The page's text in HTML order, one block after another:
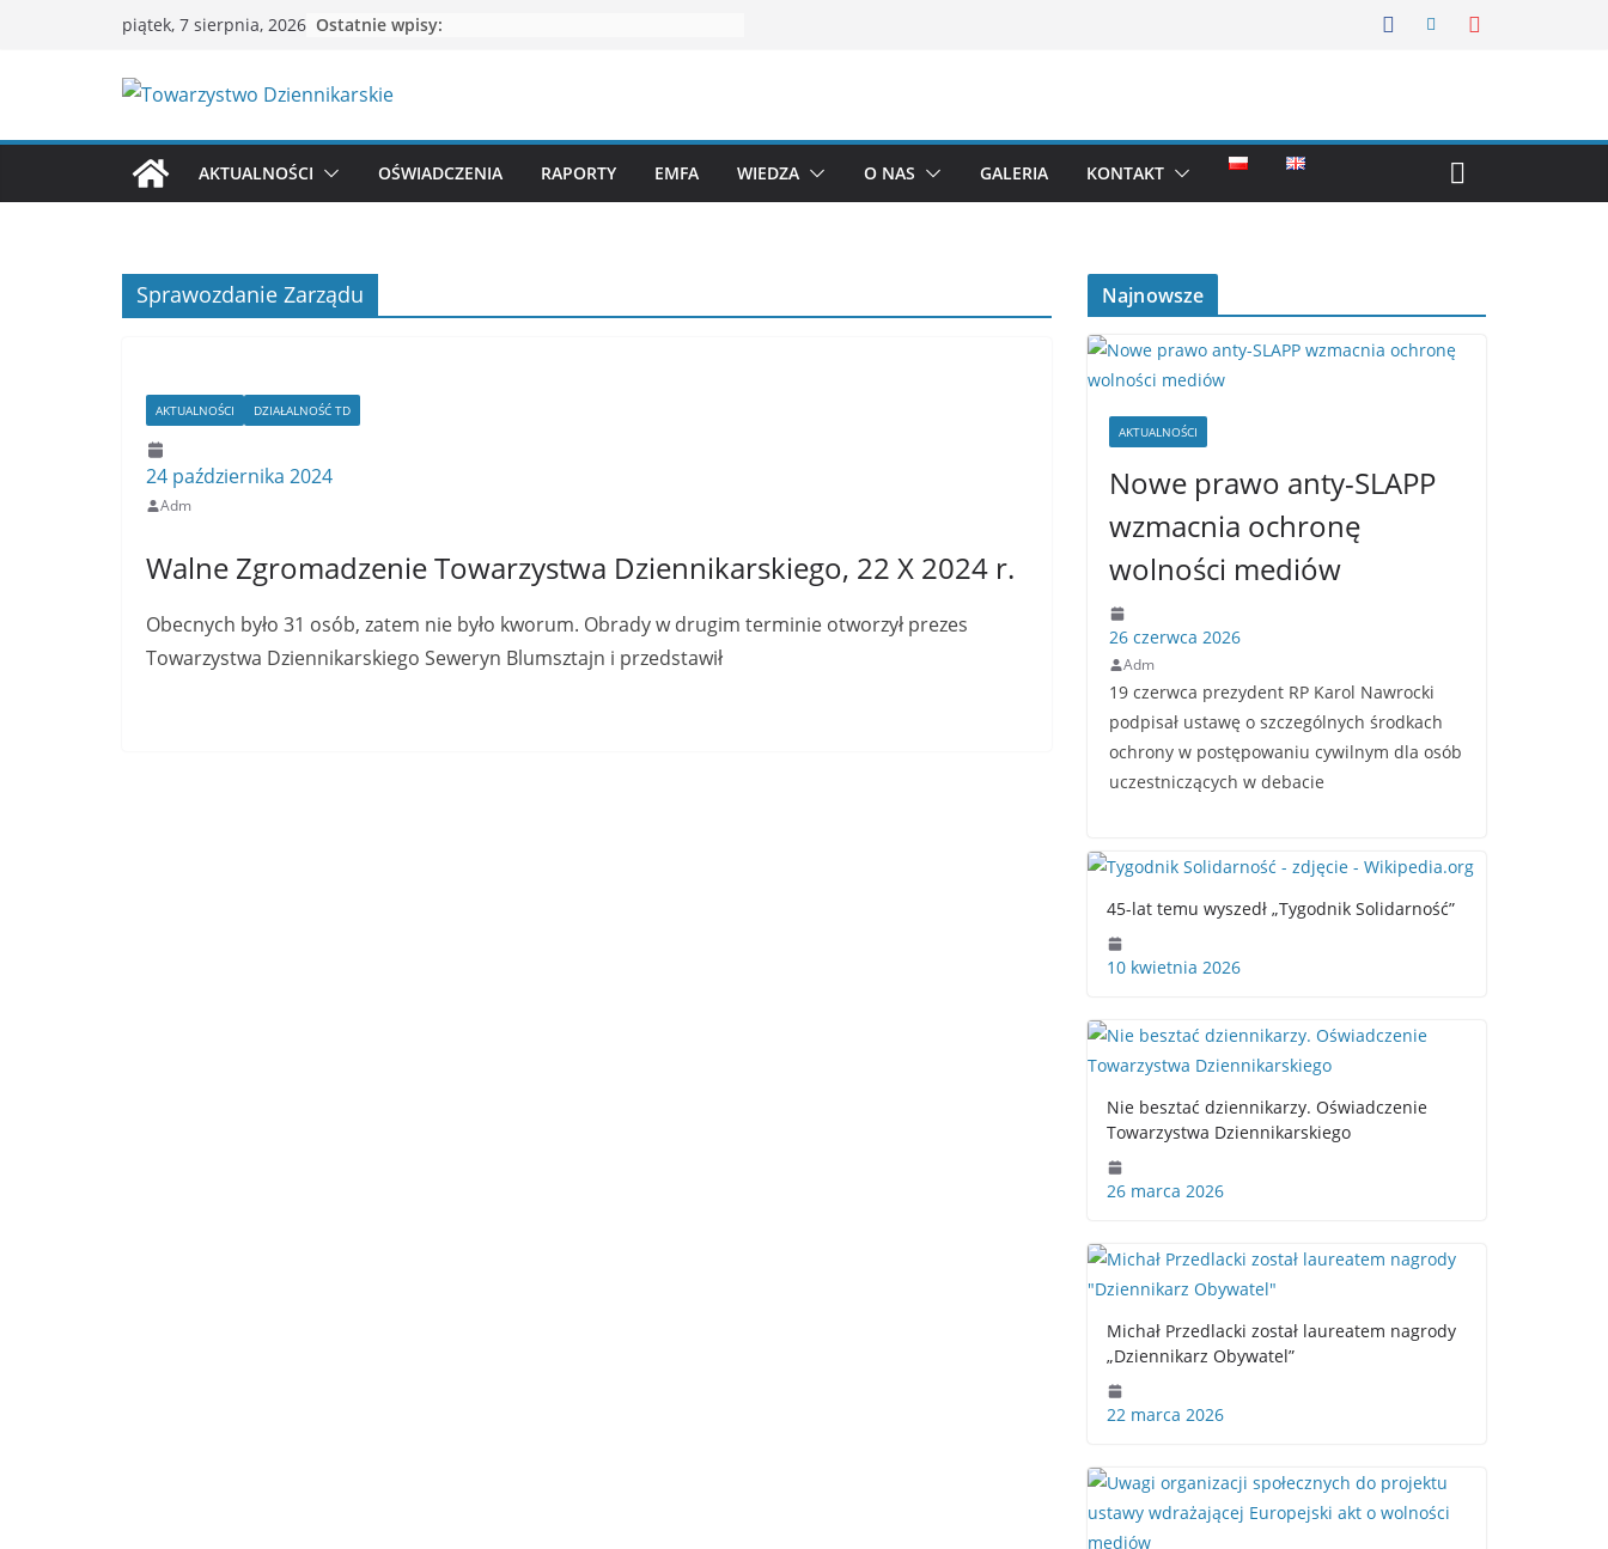
piątek, 7 sierpnia, 2026 Ostatnie wpisy:
AKTUALNOŚCI OŚWIADCZENIA RAPORTY EMFA WIEDZA O NAS GALERIA KONTAKT
Sprawozdanie Zarządu
AKTUALNOŚCI DZIAŁALNOŚĆ TD
24 października 2024
Adm
Walne Zgromadzenie Towarzystwa Dziennikarskiego, 22 X 2024 r.
Obecnych było 31 osób, zatem nie było kworum. Obrady w drugim terminie otworzył prezes
Towarzystwa Dziennikarskiego Seweryn Blumsztajn i przedstawił
Najnowsze
AKTUALNOŚCI
Nowe prawo anty-SLAPP
wzmacnia ochronę
wolności mediów
26 czerwca 2026
Adm
19 czerwca prezydent RP Karol Nawrocki
podpisał ustawę o szczególnych środkach
ochrony w postępowaniu cywilnym dla osób
uczestniczących w debacie
45-lat temu wyszedł „Tygodnik Solidarność”
10 kwietnia 2026
Nie besztać dziennikarzy. Oświadczenie
Towarzystwa Dziennikarskiego
26 marca 2026
Michał Przedlacki został laureatem nagrody
„Dziennikarz Obywatel”
22 marca 2026